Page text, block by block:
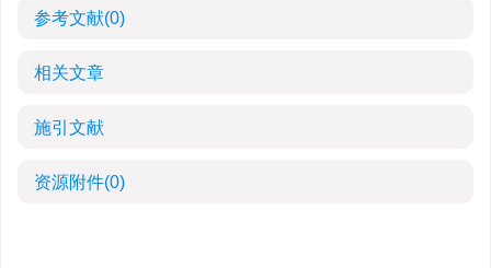
参考文献(0)
相关文章
施引文献
资源附件(0)